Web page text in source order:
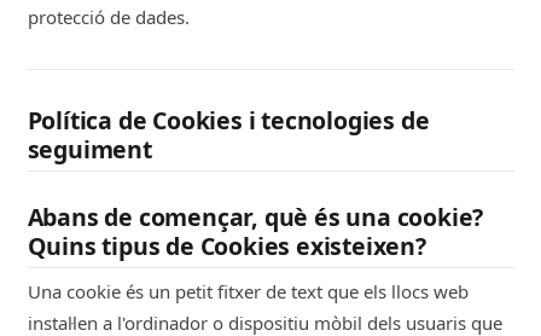
protecció de dades.
Política de Cookies i tecnologies de
seguiment
Abans de començar, què és una cookie?
Quins tipus de Cookies existeixen?
Una cookie és un petit fitxer de text que els llocs web
instal·len a l'ordinador o dispositiu mòbil dels usuaris que